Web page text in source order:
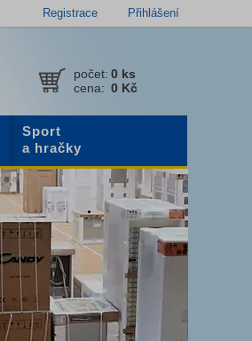
Registrace Přihlášení
počet: 0 ks
cena: 0 Kč
Sport
a hračky